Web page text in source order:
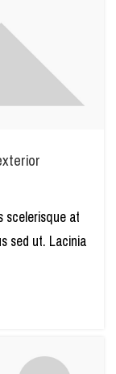
scelerisque at
sed ut. Lacinia